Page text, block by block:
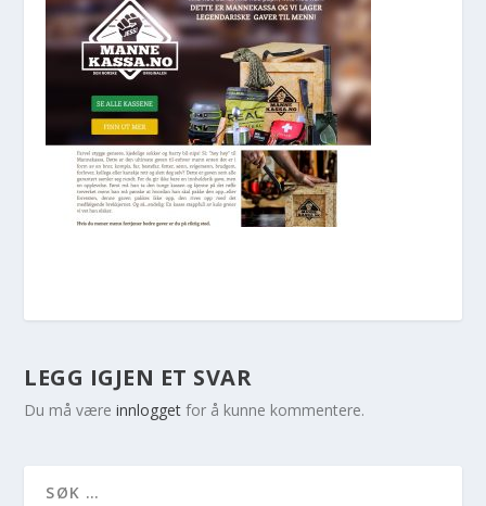
LEGG IGJEN ET SVAR
Du må væreinnlogget for å kunne kommentere.